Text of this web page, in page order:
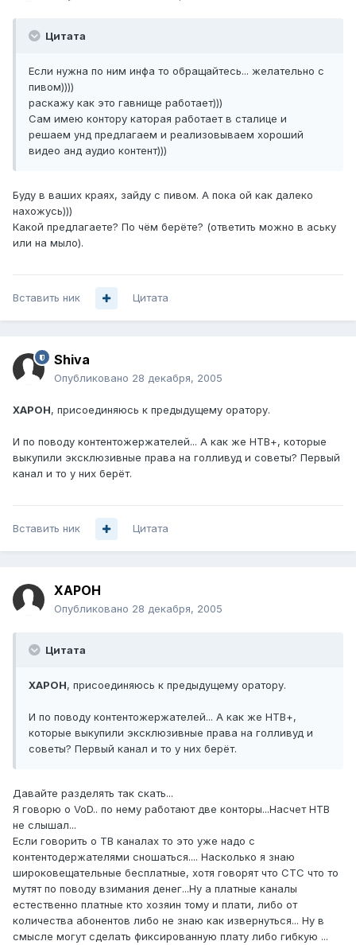
Цитата
Если нужна по ним инфа то обращайтесь... желательно с
пивом))))
раскажу как это гавнище работает)))
Сам имею контору каторая работает в сталице и
решаем унд предлагаем и реализовываем хороший
видео анд аудио контент)))
Буду в ваших краях, зайду с пивом. А пока ой как далеко
нахожусь)))
Какой предлагаете? По чём берёте? (ответить можно в аську
или на мыло).
Вставить ник Цитата
Shiva
Опубликовано 28 декабря, 2005
XAPOH, присоединяюсь к предыдущему оратору.
И по поводу контентожержателей... А как же НТВ+, которые
выкупили эксклюзивные права на голливуд и советы? Первый
канал и то у них берёт.
Вставить ник Цитата
XAPOH
Опубликовано 28 декабря, 2005
Цитата
XAPOH, присоединяюсь к предыдущему оратору.
И по поводу контентожержателей... А как же НТВ+,
которые выкупили эксклюзивные права на голливуд и
советы? Первый канал и то у них берёт.
Давайте разделять так скать...
Я говорю о VoD.. по нему работают две конторы...Насчет НТВ
не слышал...
Если говорить о ТВ каналах то это уже надо с
контентодержателями сношаться.... Насколько я знаю
широковещательные бесплатные, хотя говорят что СТС что то
мутят по поводу взимания денег...Ну а платные каналы
естественно платные кто хозяин тому и плати, либо от
количества абонентов либо не знаю как извернуться... Ну в
смысле могут сделать фиксированную плату либо гибкую ...